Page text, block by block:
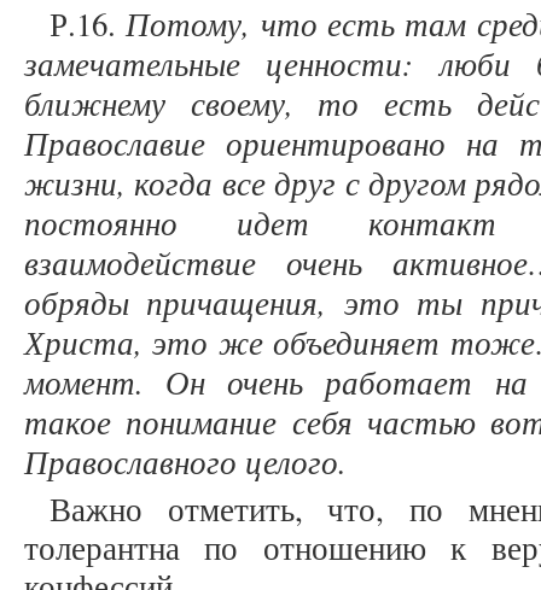
Р.16.Потому, что есть там
замечательные ценности: люби
ближнему своему, то есть
Православие ориентировано на
жизни, когда все друг с другом
постоянно идет контакт
взаимодействие очень
обряды причащения, это ты
Христа, это же объединяет
момент. Он очень работает на
такое понимание себя частью
Православного целого.
Важно отметить, что, по
толерантна по отношению к